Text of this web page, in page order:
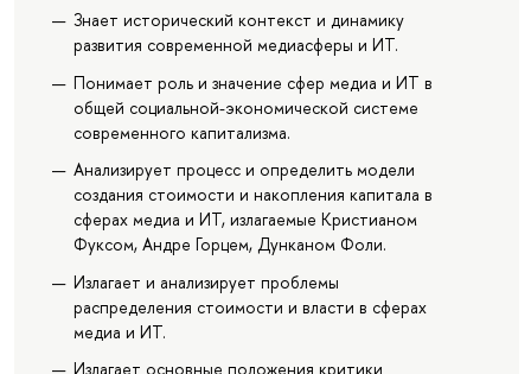
Знает исторический контекст и динамику
развития современной медиасферы и ИТ.
Понимает роль и значение сфер медиа и ИТ в
общей социальной-экономической системе
современного капитализма.
Анализирует процесс и определить модели
создания стоимости и накопления капитала в
сферах медиа и ИТ, излагаемые Кристианом
Фуксом, Андре Горцем, Дунканом Фоли.
Излагает и анализирует проблемы
распределения стоимости и власти в сферах
медиа и ИТ.
Излагает основные положения критики